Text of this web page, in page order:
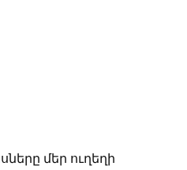
մեր ուղեղի